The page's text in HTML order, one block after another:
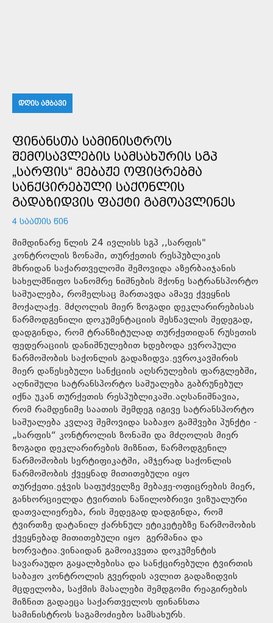
ᲓᲦᲘᲡ ᲐᲛᲑᲐᲕᲘ
ᲤᲘᲜᲐᲜᲡᲗᲐ ᲡᲐᲛᲘᲜᲘᲡᲢᲠᲝᲡ
ᲨᲔᲛᲝᲡᲐᲕᲚᲔᲑᲘᲡ ᲡᲐᲛᲡᲐᲮᲣᲠᲘᲡ ᲡᲒᲞ
„ᲡᲐᲠᲤᲘᲡ“ ᲛᲔᲑᲐᲟᲔ ᲝᲤᲘᲪᲠᲔᲑᲛᲐ
ᲡᲐᲜᲥᲪᲘᲠᲔᲑᲣᲚᲘ ᲡᲐᲥᲝᲜᲚᲘᲡ
ᲒᲐᲓᲐᲖᲘᲓᲕᲘᲡ ᲤᲐᲥᲢᲘ ᲒᲐᲛᲝᲐᲕᲚᲘᲜᲔᲡ
4 ᲡᲐᲐᲗᲘᲡ ᲬᲘᲜ
მიმდინარე წლის 24 ივლისს სგპ ,,სარფის"
კონტროლის ზონაში, თურქეთის რესპუბლიკის
მხრიდან საქართველოში შემოვიდა აზერბაიჯანის
სახელმწიფო სანომრე ნიშნების მქონე სატრანსპორტო
საშუალება, რომელსაც მართავდა ამავე ქვეყნის
მოქალაქე. მძღოლის მიერ ზოგადი დეკლარირებისას
წარმოდგენილი დოკუმენტაციის შესწავლის შედეგად,
დადგინდა, რომ ტრანზიტულად თურქეთიდან რუსეთის
ფედერაციის დანიშნულებით ხდებოდა ევროპული
წარმოშობის საქონლის გადაზიდვა.ევროკავშირის
მიერ დაწესებული სანქციის აღსრულების ფარგლებში,
აღნიშული სატრანსპორტო საშუალება გაბრუნებულ
იქნა უკან თურქეთის რესპუბლიკაში.აღსანიშნავია,
რომ რამდენიმე საათის შემდეგ იგივე სატრანსპორტო
საშუალება კვლავ შემოვიდა საბაჟო გამშვები პუნქტი -
„სარფის“ კონტროლის ზონაში და მძღოლის მიერ
ზოგადი დეკლარირების მიზნით, წარმოდგენილ
წარმოშობის სერტიფიკატში, ამჯერად საქონლის
წარმოშობის ქვეყნად მითითებული იყო
თურქეთი.ეჭვის საფუძველზე მებაჟე-ოფიცრების მიერ,
განხორციელდა ტვირთის ნაწილობრივი ვიზუალური
დათვალიერება, რის შედეგად დადგინდა, რომ
ტვირთზე დატანილ ქარხნულ ეტიკეტებზე წარმოშობის
ქვეყნებად მითითებული იყო გერმანია და
ხორვატია.ვინაიდან გამოიკვეთა დოკუმენტის
სავარაუდო გაყალბებისა და სანქცირებული ტვირთის
საბაჟო კონტროლის გვერდის ავლით გადაზიდვის
მცდელობა, საქმის მასალები შემდგომი რეაგირების
მიზნით გადაეცა საქართველოს ფინანსთა
სამინისტროს საგამოძიებო სამსახურს.